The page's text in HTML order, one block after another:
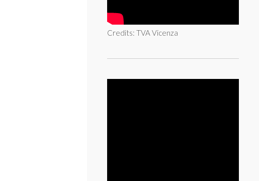
Credits: TVA Vicenza